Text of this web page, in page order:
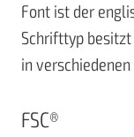
Font ist der
Schrifttyp
in
FSC®